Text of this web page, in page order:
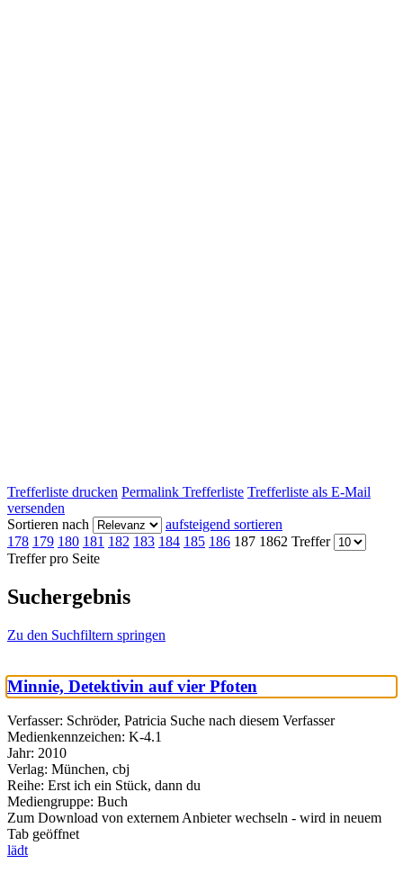
Trefferliste drucken Permalink Trefferliste Trefferliste als E-Mail
versenden
Sortieren nach
aufsteigend sortieren
178 179 180 181 182 183 184 185 186 187 1862 Treffer
Treffer pro Seite
Suchergebnis
Zu den Suchfiltern springen
Minnie, Detektivin auf vier Pfoten
Verfasser: Schröder, Patricia Suche nach diesem Verfasser
Medienkennzeichen: K-4.1
Jahr: 2010
Verlag: München, cbj
Reihe: Erst ich ein Stück, dann du
Mediengruppe: Buch
Zum Download von externem Anbieter wechseln - wird in neuem
Tab geöffnet
lädt